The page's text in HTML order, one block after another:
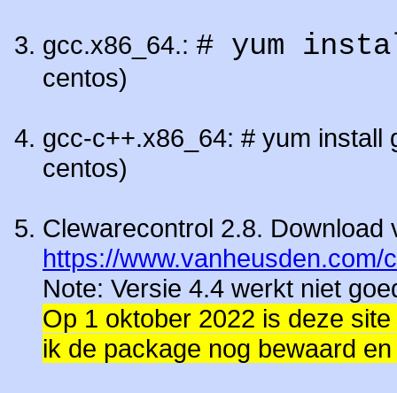
gcc.x86_64.: # yum
centos)
gcc-c++.x86_64: # yum
centos)
Clewarecontrol 2.8. Download
https://
Note: Versie 4.4 werkt niet
Op 1 oktober 2022 is deze
ik de package nog bewaard